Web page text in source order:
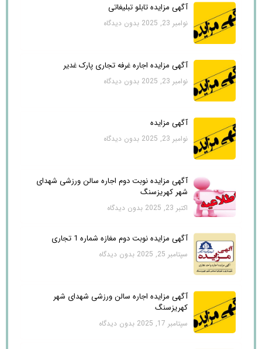
آگهی مزایده تابلو تبلیغاتی
نوامبر 23, 2025 بدون دیدگاه
آگهی مزایده اجاره غرفه تجاری پارک غدیر
نوامبر 23, 2025 بدون دیدگاه
آگهی مزایده
نوامبر 23, 2025 بدون دیدگاه
آگهی مزایده نوبت دوم اجاره سالن ورزشی شهدای
شهر کهریزسنگ
اکتبر 23, 2025 بدون دیدگاه
آگهی مزایده نوبت دوم مغازه شماره 1 تجاری
سپتامبر 25, 2025 بدون دیدگاه
آگهی مزایده اجاره سالن ورزشی شهدای شهر
کهریزسنگ
سپتامبر 17, 2025 بدون دیدگاه